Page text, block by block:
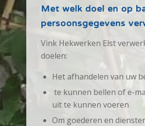
Met welk doel en op
persoonsgegevens
Vink Hekwerken Elst
doelen:
Het afhandelen van uw
te kunnen bellen of e-
uit te kunnen voeren
Om goederen en